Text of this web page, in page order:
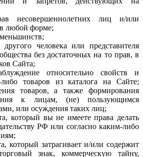
несовершеннолетних лиц и/или
любой форме;
человека или представителя
без достаточных на то прав, в
Сайта;
относительно свойств и
либо товаров из каталога на Сайте;
товаров, а также формирования
к лицам, (не) пользующимся
или осуждения таких лиц;
который вы не имеете права делать
РФ или согласно каким-либо
который затрагивает и/или содержит
знак, коммерческую тайну,